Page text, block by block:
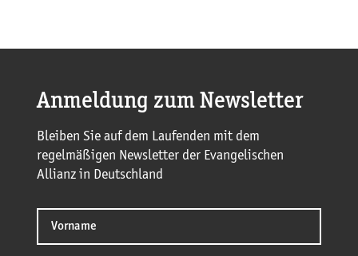
Anmeldung zum Newsletter
Bleiben Sie auf dem Laufenden mit dem
regelmäßigen Newsletter der Evangelischen
Allianz in Deutschland